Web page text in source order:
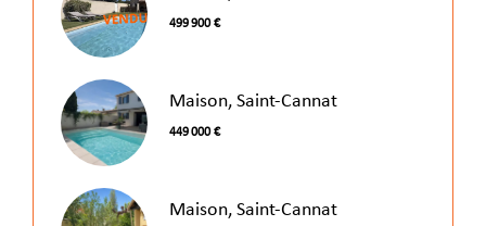
499 900 €
Maison, Saint-Cannat
449 000 €
Maison, Saint-Cannat